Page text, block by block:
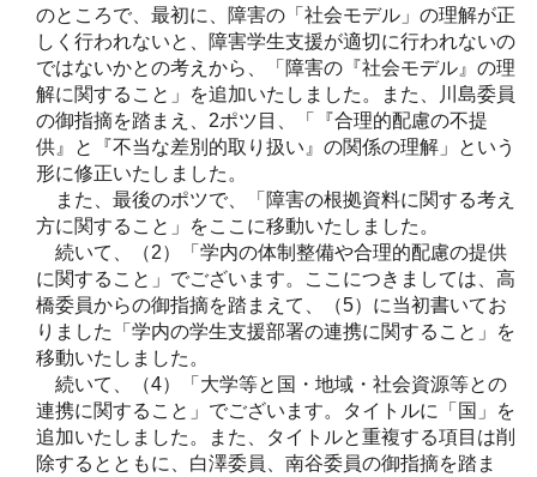
のところで、最初に、障害の「社会モデル」の理解が正
しく行われないと、障害学生支援が適切に行われないの
ではないかとの考えから、「障害の『社会モデル』の理
解に関すること」を追加いたしました。また、川島委員
の御指摘を踏まえ、2ポツ目、「『合理的配慮の不提
供』と『不当な差別的取り扱い』の関係の理解」という
形に修正いたしました。
また、最後のポツで、「障害の根拠資料に関する考え
方に関すること」をここに移動いたしました。
続いて、（2）「学内の体制整備や合理的配慮の提供
に関すること」でございます。ここにつきましては、高
橋委員からの御指摘を踏まえて、（5）に当初書いてお
りました「学内の学生支援部署の連携に関すること」を
移動いたしました。
続いて、（4）「大学等と国・地域・社会資源等との
連携に関すること」でございます。タイトルに「国」を
追加いたしました。また、タイトルと重複する項目は削
除するとともに、白澤委員、南谷委員の御指摘を踏ま